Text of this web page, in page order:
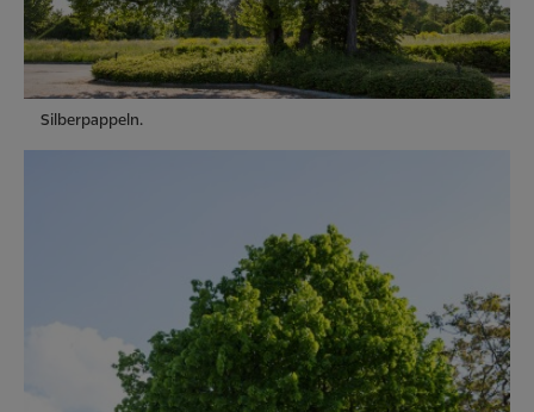
Silberpappeln.